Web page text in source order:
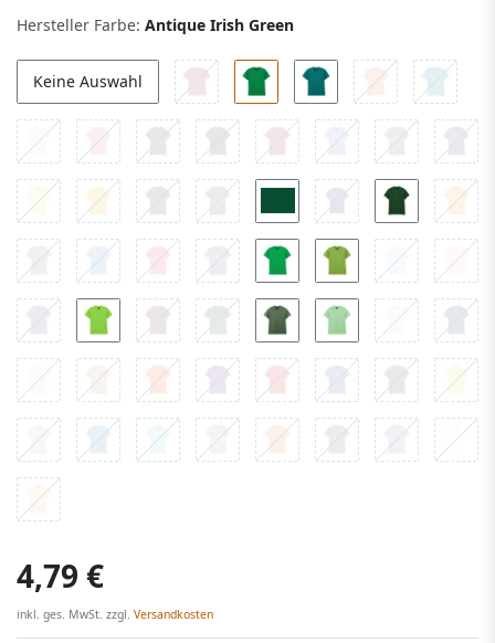
Hersteller Farbe: Antique Irish Green
Keine Auswahl
4,79 €
inkl. ges. MwSt. zzgl. Versandkosten